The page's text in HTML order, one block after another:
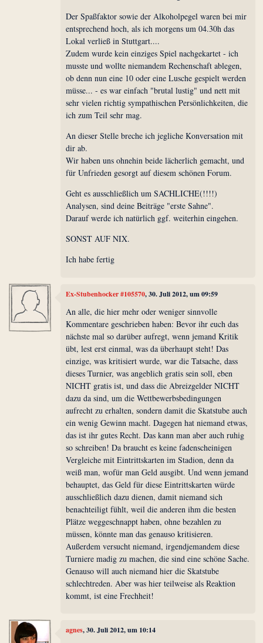
Der Spaßfaktor sowie der Alkoholpegel waren bei mir
entsprechend hoch, als ich morgens um 04.30h das
Lokal verließ in Stuttgart....
Zudem wurde kein einziges Spiel nachgekartet - ich
musste und wollte niemandem Rechenschaft ablegen,
ob denn nun eine 10 oder eine Lusche gespielt werden
müsse... - es war einfach "brutal lustig" und nett mit
sehr vielen richtig sympathischen Persönlichkeiten, die
ich zum Teil sehr mag.
An dieser Stelle breche ich jegliche Konversation mit
dir ab.
Wir haben uns ohnehin beide lächerlich gemacht, und
für Unfrieden gesorgt auf diesem schönen Forum.
Geht es ausschließlich um SACHLICHE(!!!!)
Analysen, sind deine Beiträge "erste Sahne".
Darauf werde ich natürlich ggf. weiterhin eingehen.
SONST AUF NIX.
Ich habe fertig
Ex-Stubenhocker #105570, 30. Juli 2012, um 09:59
An alle, die hier mehr oder weniger sinnvolle
Kommentare geschrieben haben: Bevor ihr euch das
nächste mal so darüber aufregt, wenn jemand Kritik
übt, lest erst einmal, was da überhaupt steht! Das
einzige, was kritisiert wurde, war die Tatsache, dass
dieses Turnier, was angeblich gratis sein soll, eben
NICHT gratis ist, und dass die Abreizgelder NICHT
dazu da sind, um die Wettbewerbsbedingungen
aufrecht zu erhalten, sondern damit die Skatstube auch
ein wenig Gewinn macht. Dagegen hat niemand etwas,
das ist ihr gutes Recht. Das kann man aber auch ruhig
so schreiben! Da braucht es keine fadenscheinigen
Vergleiche mit Eintrittskarten im Stadion, denn da
weiß man, wofür man Geld ausgibt. Und wenn jemand
behauptet, das Geld für diese Eintrittskarten würde
ausschließlich dazu dienen, damit niemand sich
benachteiligt fühlt, weil die anderen ihm die besten
Plätze weggeschnappt haben, ohne bezahlen zu
müssen, könnte man das genauso kritisieren.
Außerdem versucht niemand, irgendjemandem diese
Turniere madig zu machen, die sind eine schöne Sache.
Genauso will auch niemand hier die Skatstube
schlechtreden. Aber was hier teilweise als Reaktion
kommt, ist eine Frechheit!
agnes, 30. Juli 2012, um 10:14